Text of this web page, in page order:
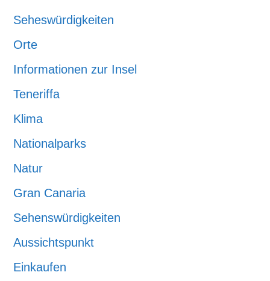
Seheswürdigkeiten
Orte
Informationen zur Insel
Teneriffa
Klima
Nationalparks
Natur
Gran Canaria
Sehenswürdigkeiten
Aussichtspunkt
Einkaufen